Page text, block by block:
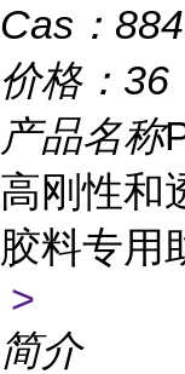
Cas：
价格： 36
产品名称
高刚性和
胶料专用
>
简介